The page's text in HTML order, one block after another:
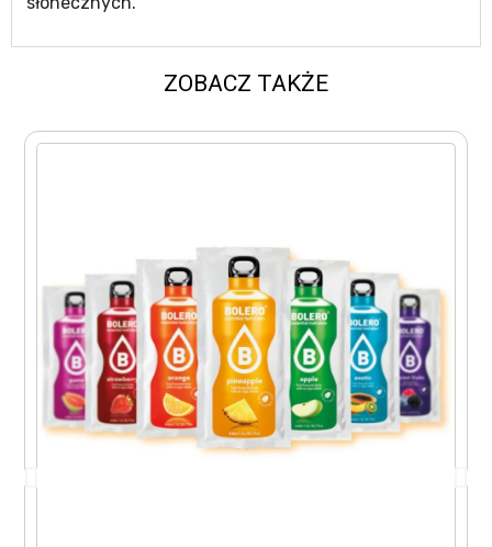
ZOBACZ TAKŻE